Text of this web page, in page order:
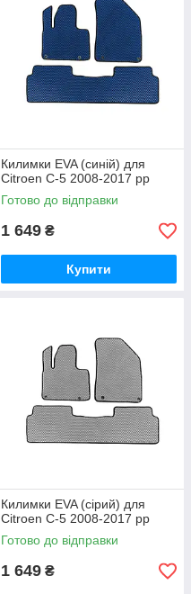
Килимки EVA (синій) для
Citroen C-5 2008-2017 рр
Готово до відправки
1 649 ₴
Купити
Килимки EVA (сірий) для
Citroen C-5 2008-2017 рр
Готово до відправки
1 649 ₴